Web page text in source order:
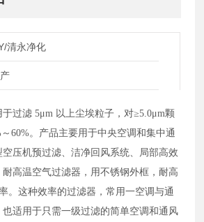
清永净化
于过滤 5μm 以上尘埃粒子，对≥5.0μm颗
60%。产品主要用于中央空调和集中通
空压机预过滤、洁净回风系统、局部高效
高温空气过滤器，用不锈钢外框，耐高
。这种效率的过滤器，常用一空调与通
也适用于只需一级过滤的简单空调和通风